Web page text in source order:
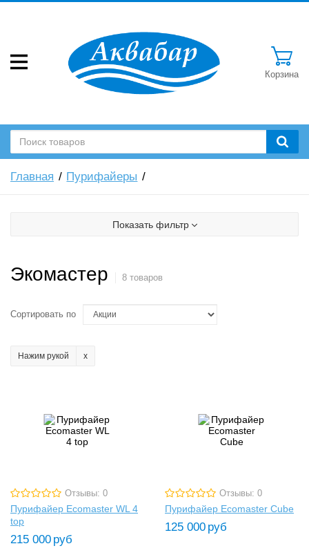
Корзина
Главная Пурифайеры
Показать фильтр
Экомастер 8 товаров
Сортировать по
Нажим рукой
Отзывы: 0
Пурифайер Ecomaster WL 4
top
215 000 руб
Отзывы: 0
Пурифайер Ecomaster Cube
125 000 руб